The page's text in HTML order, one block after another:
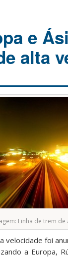
e
alta
Linha de trem
foi
a Europa,